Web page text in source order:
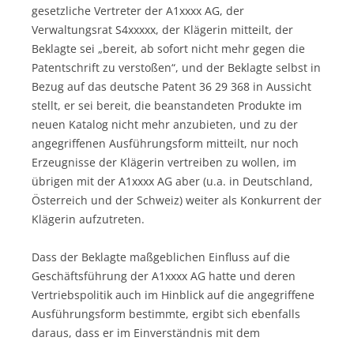
gesetzliche Vertreter der A1xxxx AG, der
Verwaltungsrat S4xxxxx, der Klägerin mitteilt, der
Beklagte sei „bereit, ab sofort nicht mehr gegen die
Patentschrift zu verstoßen“, und der Beklagte selbst in
Bezug auf das deutsche Patent 36 29 368 in Aussicht
stellt, er sei bereit, die beanstandeten Produkte im
neuen Katalog nicht mehr anzubieten, und zu der
angegriffenen Ausführungsform mitteilt, nur noch
Erzeugnisse der Klägerin vertreiben zu wollen, im
übrigen mit der A1xxxx AG aber (u.a. in Deutschland,
Österreich und der Schweiz) weiter als Konkurrent der
Klägerin aufzutreten.
Dass der Beklagte maßgeblichen Einfluss auf die
Geschäftsführung der A1xxxx AG hatte und deren
Vertriebspolitik auch im Hinblick auf die angegriffene
Ausführungsform bestimmte, ergibt sich ebenfalls
daraus, dass er im Einverständnis mit dem